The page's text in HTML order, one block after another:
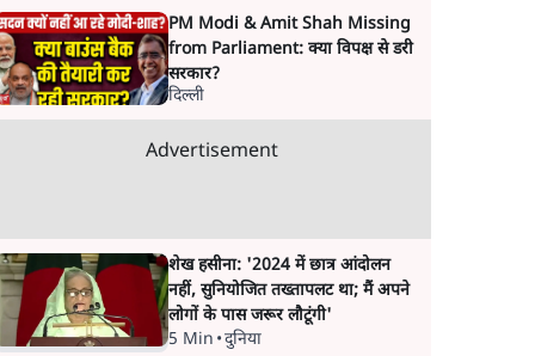
PM Modi & Amit Shah Missing
from Parliament: क्या विपक्ष से डरी
सरकार?
दिल्ली
Advertisement
शेख हसीना: '2024 में छात्र आंदोलन
नहीं, सुनियोजित तख्तापलट था; मैं अपने
लोगों के पास जरूर लौटूंगी'
5 Min •दुनिया